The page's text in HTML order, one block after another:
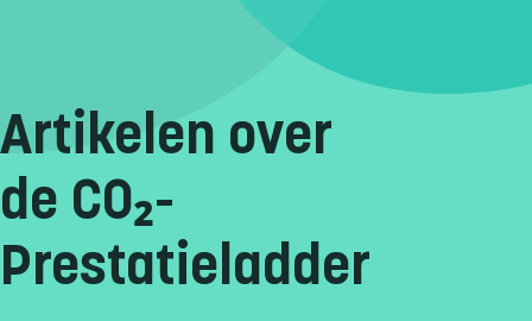
Artikelen over
de CO₂-
Prestatieladder